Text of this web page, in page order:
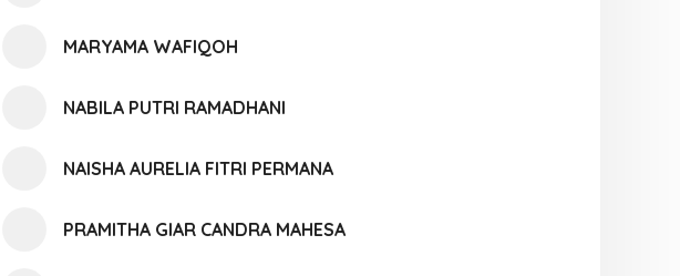
MARYAMA WAFIQOH
NABILA PUTRI RAMADHANI
NAISHA AURELIA FITRI PERMANA
PRAMITHA GIAR CANDRA MAHESA